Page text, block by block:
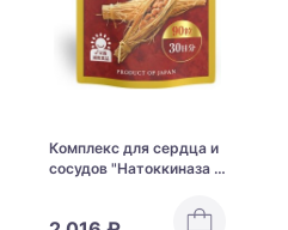
Комплекс для сердца и
сосудов "Натоккиназа +
Japan Nattokinase +